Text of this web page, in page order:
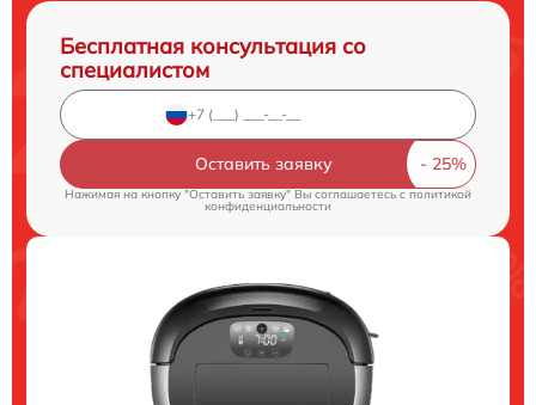
Бесплатная консультация со
специалистом
Оставить заявку
Нажимая на кнопку "Оставить заявку" Вы соглашаетесь cполитикой
конфиденциальности